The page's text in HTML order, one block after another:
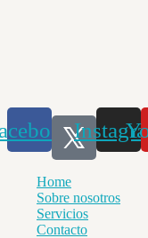
Home
Sobre nosotros
Servicios
Contacto